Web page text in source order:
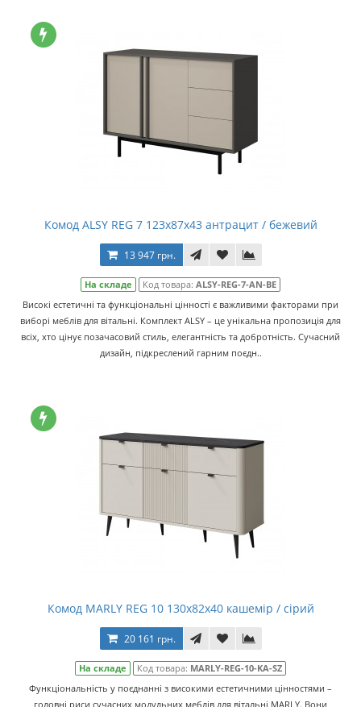
Комод ALSY REG 7 123х87х43 антрацит / бежевий
13 947 грн.
На складе Код товара: ALSY-REG-7-AN-BE
Високі естетичні та функціональні цінності є важливими факторами при
виборі меблів для вітальні. Комплект ALSY – це унікальна пропозиція для
всіх, хто цінує позачасовий стиль, елегантність та добротність. Сучасний
дизайн, підкреслений гарним поєдн..
Комод MARLY REG 10 130х82х40 кашемір / сірий
20 161 грн.
На складе Код товара: MARLY-REG-10-KA-SZ
Функціональність у поєднанні з високими естетичними цінностями –
головні риси сучасних модульних меблів для вітальні MARLY. Вони